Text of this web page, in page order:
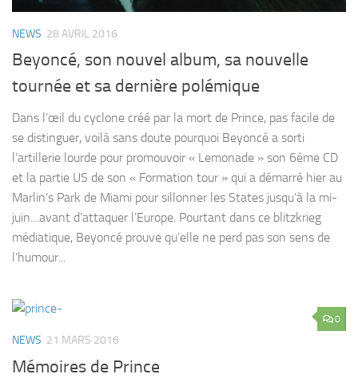
NEWS 28 AVRIL 2016
Beyoncé, son nouvel album, sa nouvelle
tournée et sa dernière polémique
Dans l’œil du cyclone créé par la mort de Prince, pas facile de
se distinguer, voilà sans doute pourquoi Beyoncé a sorti
l’artillerie lourde pour promouvoir « Lemonade » son 6éme CD
et la partie US de son « Formation tour » qui a démarré hier au
Marlin’s Park de Miami pour sillonner les States jusqu’à la mi-
juin…avant d’attaquer l’Europe. Pourtant dans ce blitzkrieg
médiatique, Beyoncé prouve qu’elle ne perd pas son sens de
l’humour...
0
NEWS 21 MARS 2016
Mémoires de Prince